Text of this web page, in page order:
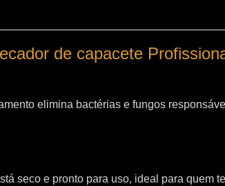
de capacete
elimina bactérias e fungos
seco e pronto para uso, ideal para quem